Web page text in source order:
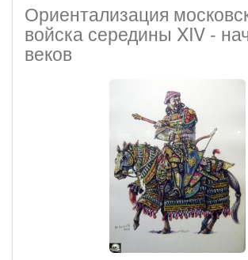
Ориентализация
войска середины XIV -
веков